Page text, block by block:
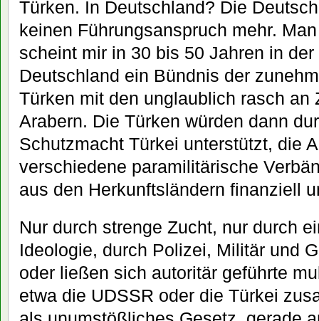
Türken. In Deutschland? Die
keinen Führungsanspruch mehr.
scheint mir in 30 bis 50 Jahren in
Deutschland ein Bündnis der
Türken mit den unglaublich rasch an
Arabern. Die Türken würden dann
Schutzmacht Türkei unterstützt, die
verschiedene paramilitärische
aus den Herkunftsländern finanziell
Nur durch strenge Zucht, nur durch
Ideologie, durch Polizei, Militär und
oder ließen sich autoritär geführte
etwa die UDSSR oder die Türkei